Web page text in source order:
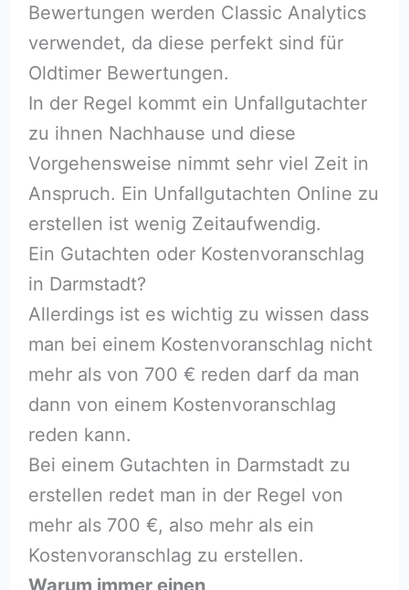
Bewertungen werden Classic Analytics
verwendet, da diese perfekt sind für
Oldtimer Bewertungen.
In der Regel kommt ein Unfallgutachter
zu ihnen Nachhause und diese
Vorgehensweise nimmt sehr viel Zeit in
Anspruch. Ein Unfallgutachten Online zu
erstellen ist wenig Zeitaufwendig.
Ein Gutachten oder Kostenvoranschlag
in Darmstadt?
Allerdings ist es wichtig zu wissen dass
man bei einem Kostenvoranschlag nicht
mehr als von 700 € reden darf da man
dann von einem Kostenvoranschlag
reden kann.
Bei einem Gutachten in Darmstadt zu
erstellen redet man in der Regel von
mehr als 700 €, also mehr als ein
Kostenvoranschlag zu erstellen.
Warum immer einen